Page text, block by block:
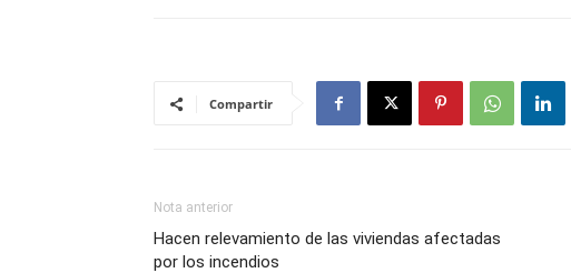
Compartir
Nota anterior
Hacen relevamiento de las viviendas afectadas
por los incendios